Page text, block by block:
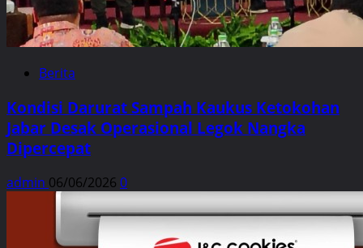
Berita
Kondisi Darurat Sampah Kaukus Ketokohan
Jabar Desak Operasional Legok Nangka
Dipercepat
admin 06/06/2026 0